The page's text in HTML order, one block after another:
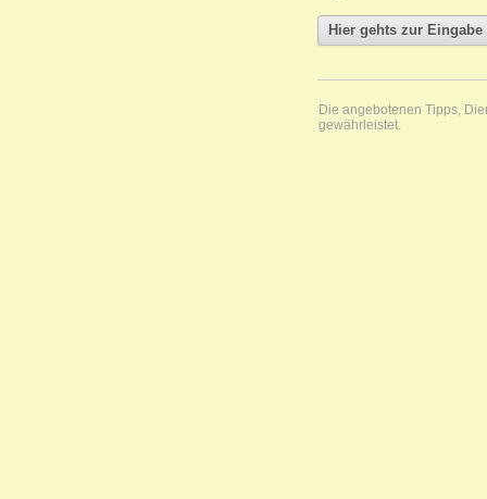
Die angebotenen Tipps,
gewährleistet.